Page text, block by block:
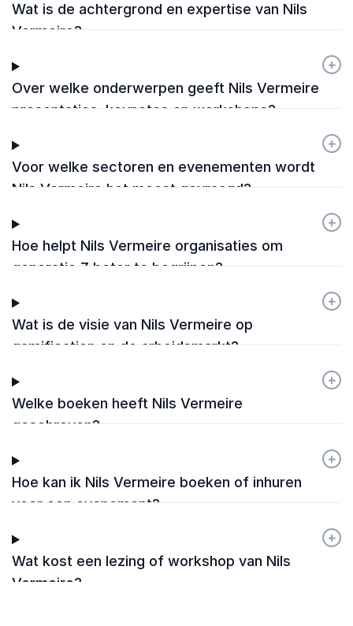
Wat is de achtergrond en expertise van Nils
Vermeire?
Over welke onderwerpen geeft Nils Vermeire
presentaties, keynotes en workshops?
+
-
Voor welke sectoren en evenementen wordt
Nils Vermeire het meest gevraagd?
+
-
Hoe helpt Nils Vermeire organisaties om
generatie Z beter te begrijpen?
+
-
Wat is de visie van Nils Vermeire op
gamification en de arbeidsmarkt?
+
-
Welke boeken heeft Nils Vermeire
geschreven?
+
-
Hoe kan ik Nils Vermeire boeken of inhuren
voor een evenement?
+
-
Wat kost een lezing of workshop van Nils
Vermeire?
+
-